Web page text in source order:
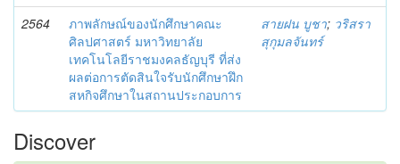
2564
ภาพลักษณ์ของนักศึกษาคณะ
ศิลปศาสตร์ มหาวิทยาลัย
เทคโนโลยีราชมงคลธัญบุรี ที่ส่ง
ผลต่อการตัดสินใจรับนักศึกษาฝึก
สหกิจศึกษาในสถานประกอบการ
สายฝน บูชา; วริสรา
สุกุมลจันทร์
Discover